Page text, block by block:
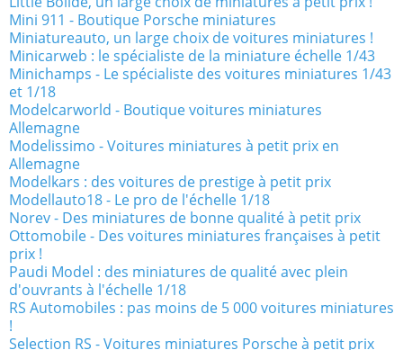
Mini 911 - Boutique Porsche miniatures
Miniatureauto, un large choix de voitures miniatures !
Minicarweb : le spécialiste de la miniature échelle 1/43
Minichamps - Le spécialiste des voitures miniatures 1/43
et 1/18
Modelcarworld - Boutique voitures miniatures
Allemagne
Modelissimo - Voitures miniatures à petit prix en
Allemagne
Modelkars : des voitures de prestige à petit prix
Modellauto18 - Le pro de l'échelle 1/18
Norev - Des miniatures de bonne qualité à petit prix
Ottomobile - Des voitures miniatures françaises à petit
prix !
Paudi Model : des miniatures de qualité avec plein
d'ouvrants à l'échelle 1/18
RS Automobiles : pas moins de 5 000 voitures miniatures
!
Selection RS - Voitures miniatures Porsche à petit prix